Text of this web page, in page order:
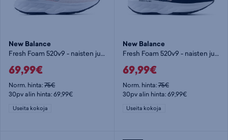
New Balance
Fresh Foam 520v9 - naisten juoksukengät
69,99€
Norm. hinta:75€
30pv alin hinta: 69,99€
Useita kokoja
New Balance
Fresh Foam 520v9 - naisten juoksukengät
69,99€
Norm. hinta:75€
30pv alin hinta: 69,99€
Useita kokoja